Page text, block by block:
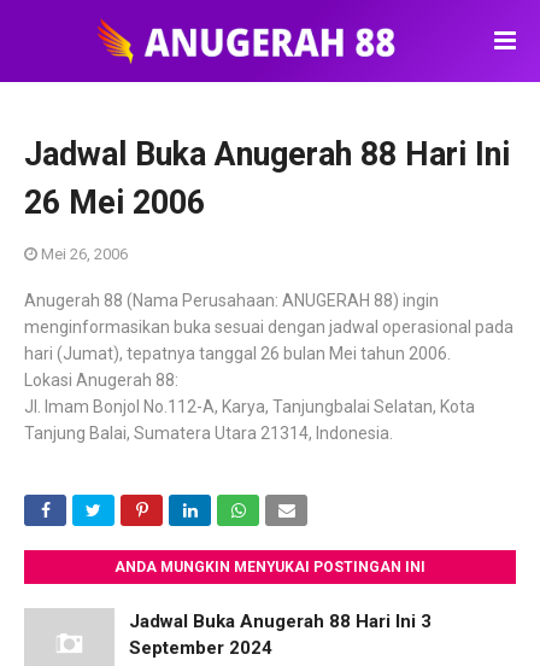
Jadwal Buka Anugerah 88 Hari Ini
26 Mei 2006
Mei 26, 2006
Anugerah 88 (Nama Perusahaan: ANUGERAH 88) ingin
menginformasikan buka sesuai dengan jadwal operasional pada
hari (Jumat), tepatnya tanggal 26 bulan Mei tahun 2006.
Lokasi Anugerah 88:
Jl. Imam Bonjol No.112-A, Karya, Tanjungbalai Selatan, Kota
Tanjung Balai, Sumatera Utara 21314, Indonesia.
ANDA MUNGKIN MENYUKAI POSTINGAN INI
Jadwal Buka Anugerah 88 Hari Ini 3
September 2024